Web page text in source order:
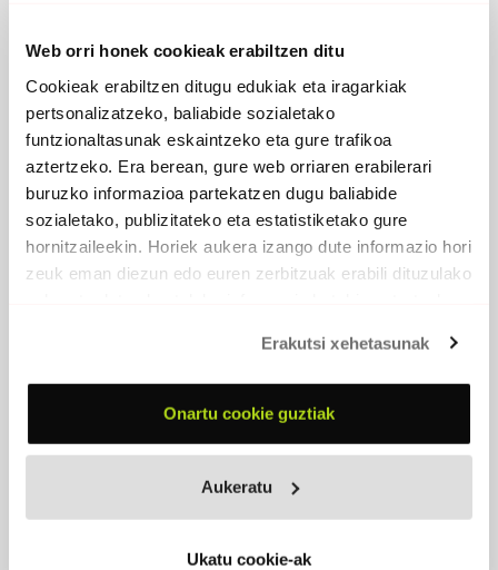
Web orri honek cookieak erabiltzen ditu
Cookieak erabiltzen ditugu edukiak eta iragarkiak
pertsonalizatzeko, baliabide sozialetako
funtzionaltasunak eskaintzeko eta gure trafikoa
aztertzeko. Era berean, gure web orriaren erabilerari
buruzko informazioa partekatzen dugu baliabide
sozialetako, publizitateko eta estatistiketako gure
hornitzaileekin. Horiek aukera izango dute informazio hori
zeuk eman diezun edo euren zerbitzuak erabili dituzulako
Erakutsi xehetasunak
Onartu cookie guztiak
Aukeratu
Ukatu cookie-ak
“Espetxeko kontuak”(Hitzak: Luis Rezola; Doinua:
Joseba Tapia; Abeslaria: Joseba Tapia)
“Zutik ozta-ozta nator!”(Hitzak: Benantzio Irureta;
Doinua: Herrikoia; Abeslaria: Xabier Montoia)
“Nork egin du gure galde?”(Hitzak: Iñaki Eizmendi
‘Basarri’; Doinua: Herrikoia; Abeslaria: Jon Enbeita)
“Erbesteko ametsak”(Hitzak: I.-ko
Bakartiya; Doinua: Herrikoia; Abeslaria: Mentxu
Alkorta)
“Haurtxo haurtxoa”(Hitzak: Piarres
Larzabal; Doinua: Mixel Labegerie; Abeslaria: Mixel
Irazu; Doinua: Xabier Lete; Abeslaria: Jexux Mari
ERLAZIONATUTAKO ARTIKULUAK